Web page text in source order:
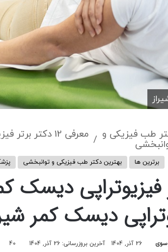
طب فیزیکی و / معرفی 12 دکتر
برترین ها بهترین دکتر طب فیزیکی و توانبخشی
برتر فیزیوتراپی
دیسک کمر
26 آذر, 1404 آخرین بروزرسانی: 26 آذر, 1404 40